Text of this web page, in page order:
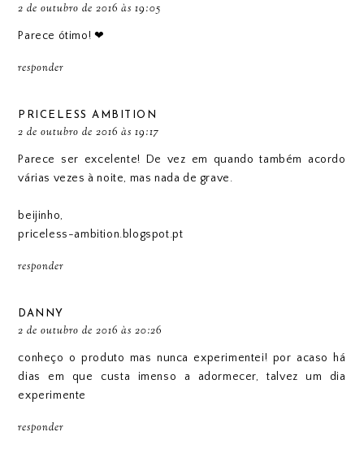
2 de outubro de 2016 às 19:05
Parece ótimo! ❤
responder
PRICELESS AMBITION
2 de outubro de 2016 às 19:17
Parece ser excelente! De vez em quando também acordo
várias vezes à noite, mas nada de grave.
beijinho,
priceless-ambition.blogspot.pt
responder
DANNY
2 de outubro de 2016 às 20:26
conheço o produto mas nunca experimentei! por acaso há
dias em que custa imenso a adormecer, talvez um dia
experimente
responder